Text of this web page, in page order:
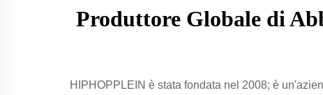
Produttore Globale di
HIPHOPPLEIN è stata fondata nel 2008; è